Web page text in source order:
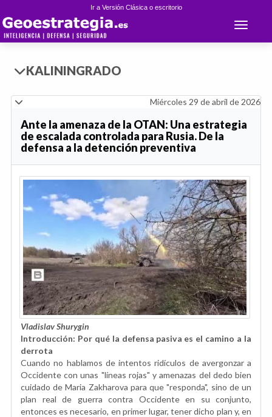
Ir a Versión Clásica o escritorio
Toggle
KALININGRADO
Miércoles 29 de abril de 2026
Ante la amenaza de la OTAN: Una estrategia
de escalada controlada para Rusia. De la
defensa a la detención preventiva
Vladislav Shurygin
Introducción: Por qué la defensa pasiva es el camino a la
derrota
Cuando no hablamos de intentos ridículos de avergonzar a
Occidente con unas "líneas rojas" y amenazas del dedo bien
cuidado de Maria Zakharova para que "responda", sino de un
plan real de guerra contra Occidente en su conjunto,
entonces es necesario, en primer lugar, tener dicho plan y, en